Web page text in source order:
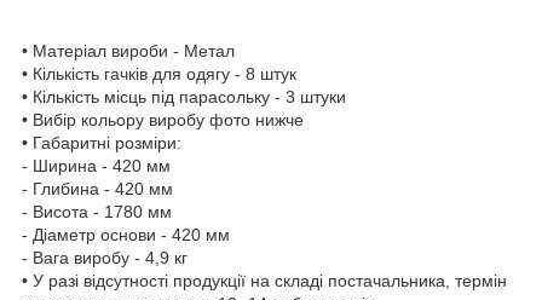
• Матеріал вироби - Метал
• Кількість гачків для одягу - 8 штук
• Кількість місць під парасольку - 3 штуки
• Вибір кольору виробу фото нижче
• Габаритні розміри:
- Ширина - 420 мм
- Глибина - 420 мм
- Висота - 1780 мм
- Діаметр основи - 420 мм
- Вага виробу - 4,9 кг
• У разі відсутності продукції на складі постачальника, термін